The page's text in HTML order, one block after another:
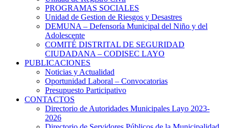
PROGRAMAS SOCIALES
Unidad de Gestion de Riesgos y Desastres
DEMUNA – Defensoría Municipal del Niño y del
Adolescente
COMITÉ DISTRITAL DE SEGURIDAD
CIUDADANA – CODISEC LAYO
PUBLICACIONES
Noticias y Actualidad
Oportunidad Laboral – Convocatorias
Presupuesto Participativo
CONTACTOS
Directorio de Autoridades Municipales Layo 2023-
2026